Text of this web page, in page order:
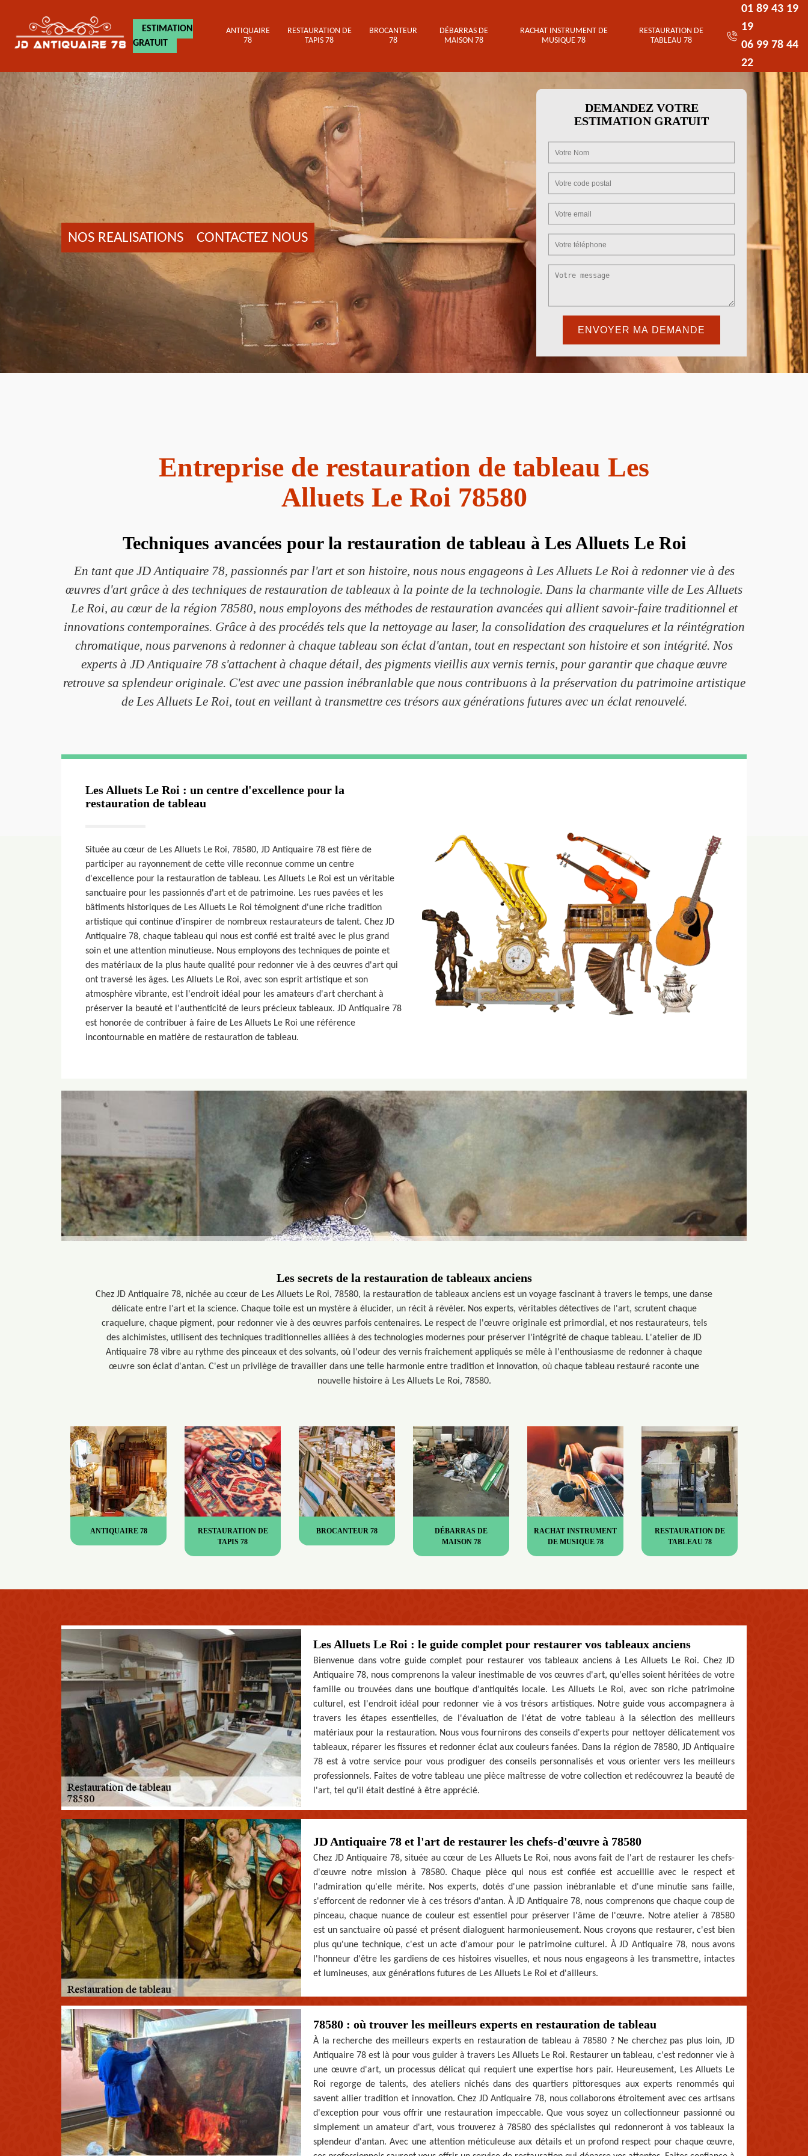
ESTIMATION
GRATUIT
ANTIQUAIRE
78
RESTAURATION DE
TAPIS 78
BROCANTEUR
78
DÉBARRAS DE
MAISON 78
RACHAT INSTRUMENT DE
MUSIQUE 78
RESTAURATION DE
TABLEAU 78
01 89 43 19
19
06 99 78 44
22
NOS REALISATIONS CONTACTEZ NOUS
DEMANDEZ VOTRE
ESTIMATION GRATUIT
Entreprise de restauration de tableau Les
Alluets Le Roi 78580
Techniques avancées pour la restauration de tableau à Les Alluets Le Roi
En tant que JD Antiquaire 78, passionnés par l'art et son histoire, nous nous engageons à Les Alluets Le Roi à redonner vie à des
œuvres d'art grâce à des techniques de restauration de tableaux à la pointe de la technologie. Dans la charmante ville de Les Alluets
Le Roi, au cœur de la région 78580, nous employons des méthodes de restauration avancées qui allient savoir-faire traditionnel et
innovations contemporaines. Grâce à des procédés tels que la nettoyage au laser, la consolidation des craquelures et la réintégration
chromatique, nous parvenons à redonner à chaque tableau son éclat d'antan, tout en respectant son histoire et son intégrité. Nos
experts à JD Antiquaire 78 s'attachent à chaque détail, des pigments vieillis aux vernis ternis, pour garantir que chaque œuvre
retrouve sa splendeur originale. C'est avec une passion inébranlable que nous contribuons à la préservation du patrimoine artistique
de Les Alluets Le Roi, tout en veillant à transmettre ces trésors aux générations futures avec un éclat renouvelé.
Les Alluets Le Roi : un centre d'excellence pour la
restauration de tableau
Située au cœur de Les Alluets Le Roi, 78580, JD Antiquaire 78 est fière de
participer au rayonnement de cette ville reconnue comme un centre
d'excellence pour la restauration de tableau. Les Alluets Le Roi est un véritable
sanctuaire pour les passionnés d'art et de patrimoine. Les rues pavées et les
bâtiments historiques de Les Alluets Le Roi témoignent d'une riche tradition
artistique qui continue d'inspirer de nombreux restaurateurs de talent. Chez JD
Antiquaire 78, chaque tableau qui nous est confié est traité avec le plus grand
soin et une attention minutieuse. Nous employons des techniques de pointe et
des matériaux de la plus haute qualité pour redonner vie à des œuvres d'art qui
ont traversé les âges. Les Alluets Le Roi, avec son esprit artistique et son
atmosphère vibrante, est l'endroit idéal pour les amateurs d'art cherchant à
préserver la beauté et l'authenticité de leurs précieux tableaux. JD Antiquaire 78
est honorée de contribuer à faire de Les Alluets Le Roi une référence
incontournable en matière de restauration de tableau.
Les secrets de la restauration de tableaux anciens
Chez JD Antiquaire 78, nichée au cœur de Les Alluets Le Roi, 78580, la restauration de tableaux anciens est un voyage fascinant à travers le temps, une danse
délicate entre l'art et la science. Chaque toile est un mystère à élucider, un récit à révéler. Nos experts, véritables détectives de l'art, scrutent chaque
craquelure, chaque pigment, pour redonner vie à des œuvres parfois centenaires. Le respect de l'œuvre originale est primordial, et nos restaurateurs, tels
des alchimistes, utilisent des techniques traditionnelles alliées à des technologies modernes pour préserver l'intégrité de chaque tableau. L'atelier de JD
Antiquaire 78 vibre au rythme des pinceaux et des solvants, où l'odeur des vernis fraîchement appliqués se mêle à l'enthousiasme de redonner à chaque
œuvre son éclat d'antan. C'est un privilège de travailler dans une telle harmonie entre tradition et innovation, où chaque tableau restauré raconte une
nouvelle histoire à Les Alluets Le Roi, 78580.
ANTIQUAIRE 78
RESTAURATION DE
TAPIS 78
BROCANTEUR 78
DÉBARRAS DE
MAISON 78
RACHAT INSTRUMENT
DE MUSIQUE 78
RESTAURATION DE
TABLEAU 78
Les Alluets Le Roi : le guide complet pour restaurer vos tableaux anciens
Bienvenue dans votre guide complet pour restaurer vos tableaux anciens à Les Alluets Le Roi. Chez JD
Antiquaire 78, nous comprenons la valeur inestimable de vos œuvres d'art, qu'elles soient héritées de votre
famille ou trouvées dans une boutique d'antiquités locale. Les Alluets Le Roi, avec son riche patrimoine
culturel, est l'endroit idéal pour redonner vie à vos trésors artistiques. Notre guide vous accompagnera à
travers les étapes essentielles, de l'évaluation de l'état de votre tableau à la sélection des meilleurs
matériaux pour la restauration. Nous vous fournirons des conseils d'experts pour nettoyer délicatement vos
tableaux, réparer les fissures et redonner éclat aux couleurs fanées. Dans la région de 78580, JD Antiquaire
78 est à votre service pour vous prodiguer des conseils personnalisés et vous orienter vers les meilleurs
professionnels. Faites de votre tableau une pièce maîtresse de votre collection et redécouvrez la beauté de
l'art, tel qu'il était destiné à être apprécié.
JD Antiquaire 78 et l'art de restaurer les chefs-d'œuvre à 78580
Chez JD Antiquaire 78, située au cœur de Les Alluets Le Roi, nous avons fait de l'art de restaurer les chefs-
d'œuvre notre mission à 78580. Chaque pièce qui nous est confiée est accueillie avec le respect et
l'admiration qu'elle mérite. Nos experts, dotés d'une passion inébranlable et d'une minutie sans faille,
s'efforcent de redonner vie à ces trésors d'antan. À JD Antiquaire 78, nous comprenons que chaque coup de
pinceau, chaque nuance de couleur est essentiel pour préserver l'âme de l'œuvre. Notre atelier à 78580
est un sanctuaire où passé et présent dialoguent harmonieusement. Nous croyons que restaurer, c'est bien
plus qu'une technique, c'est un acte d'amour pour le patrimoine culturel. À JD Antiquaire 78, nous avons
l'honneur d'être les gardiens de ces histoires visuelles, et nous nous engageons à les transmettre, intactes
et lumineuses, aux générations futures de Les Alluets Le Roi et d'ailleurs.
78580 : où trouver les meilleurs experts en restauration de tableau
À la recherche des meilleurs experts en restauration de tableau à 78580 ? Ne cherchez pas plus loin, JD
Antiquaire 78 est là pour vous guider à travers Les Alluets Le Roi. Restaurer un tableau, c'est redonner vie à
une œuvre d'art, un processus délicat qui requiert une expertise hors pair. Heureusement, Les Alluets Le
Roi regorge de talents, des ateliers nichés dans des quartiers pittoresques aux experts renommés qui
savent allier tradition et innovation. Chez JD Antiquaire 78, nous collaborons étroitement avec ces artisans
d'exception pour vous offrir une restauration impeccable. Que vous soyez un collectionneur passionné ou
simplement un amateur d'art, vous trouverez à 78580 des spécialistes qui redonneront à vos tableaux la
splendeur d'antan. Avec une attention méticuleuse aux détails et un profond respect pour chaque œuvre,